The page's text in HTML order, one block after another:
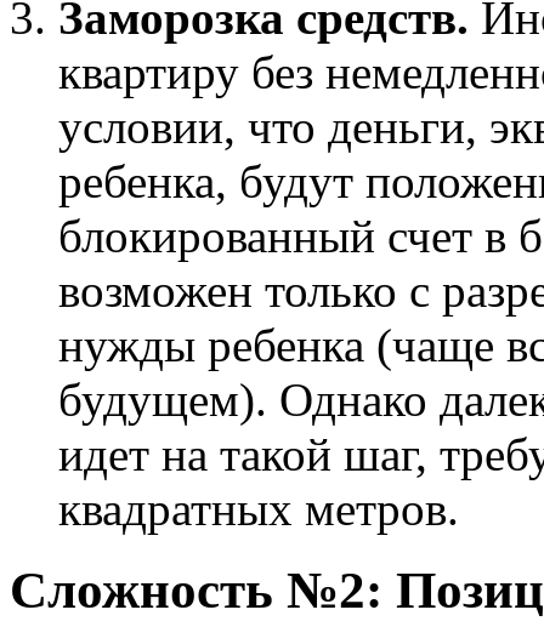
Заморозка средств.
квартиру без
условии, что деньги,
ребенка, будут
блокированный счет в
возможен только с
нужды ребенка (чаще
будущем). Однако
идет на такой шаг,
квадратных метров.
Сложность №2: